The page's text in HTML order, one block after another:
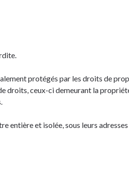
protégés par les droits de
droits, ceux-ci demeurant la
entière et isolée, sous leurs